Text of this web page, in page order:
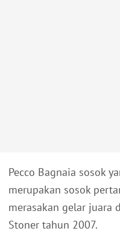
Pecco Bagnaia sosok
merupakan sosok
merasakan gelar juara
Stoner tahun 2007.